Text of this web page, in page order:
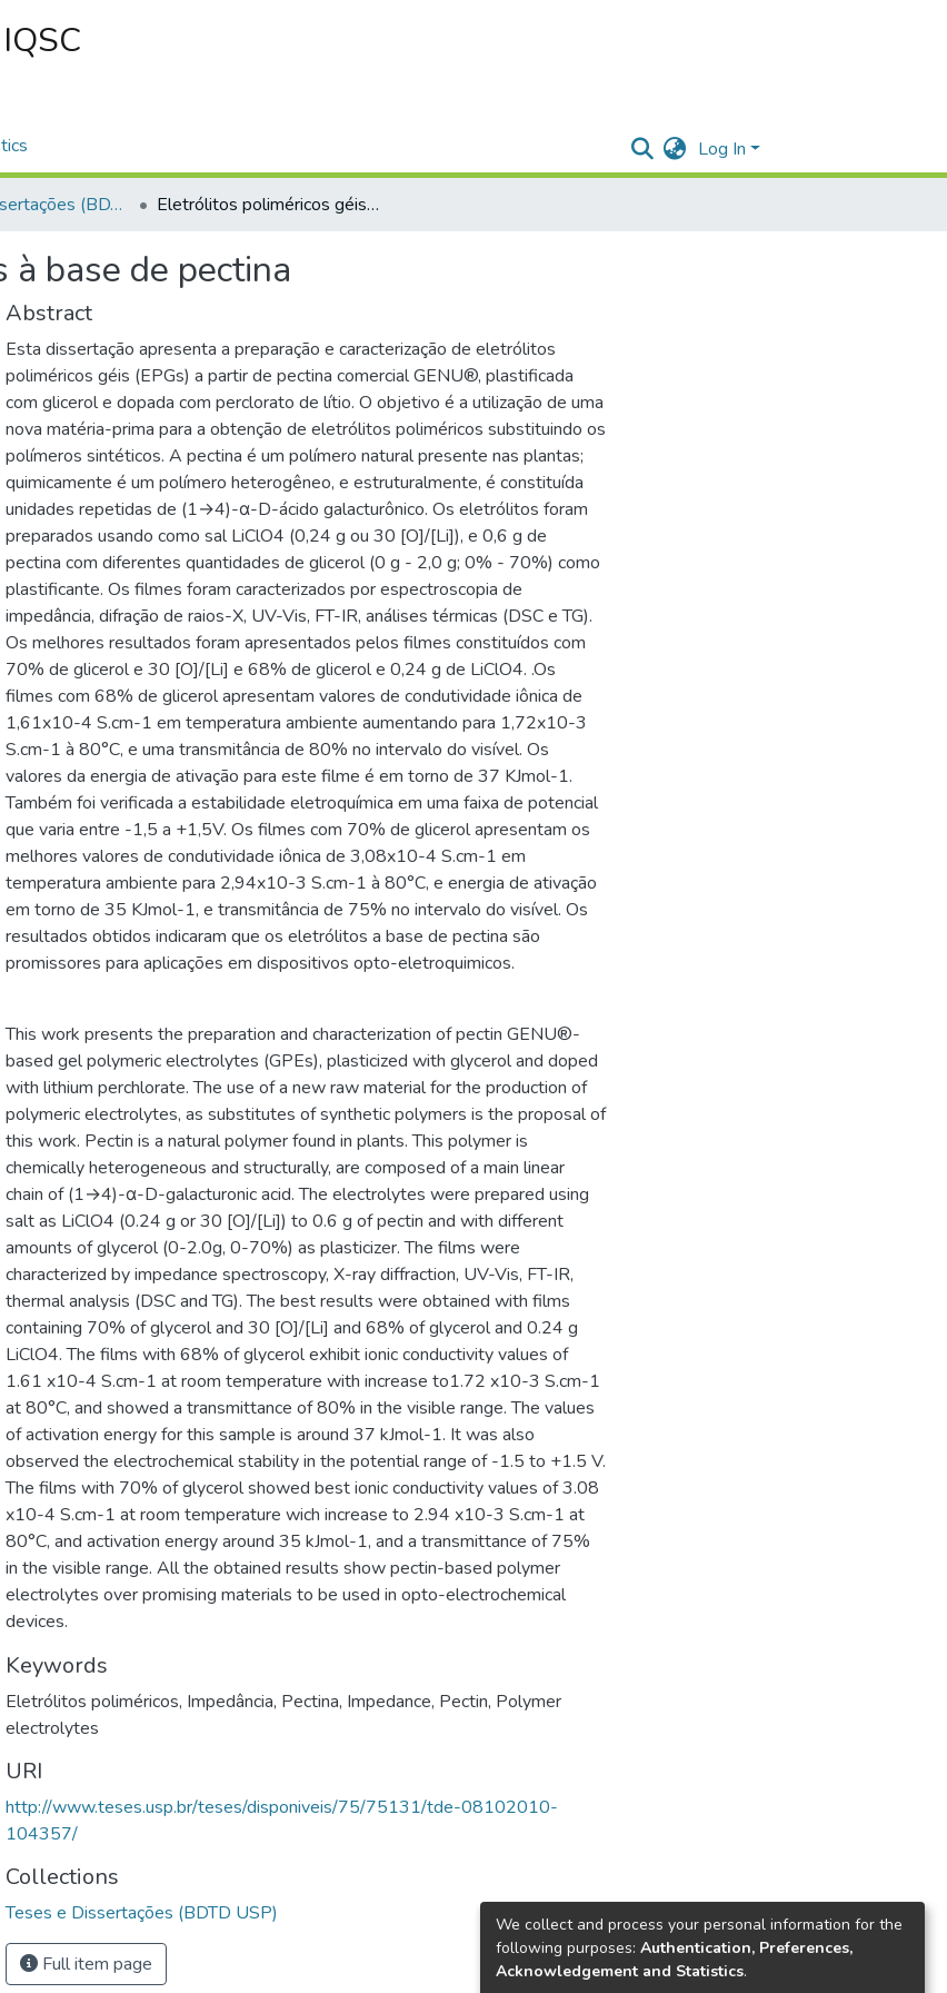
Log In
Teses e Dissertações (BDTD USP) Eletrólitos poliméricos géis à base de pectina
base de pectina
Abstract
Esta dissertação apresenta a preparação e caracterização de eletrólitos
poliméricos géis (EPGs) a partir de pectina comercial GENU®, plastificada
com glicerol e dopada com perclorato de lítio. O objetivo é a utilização de uma
nova matéria-prima para a obtenção de eletrólitos poliméricos substituindo os
polímeros sintéticos. A pectina é um polímero natural presente nas plantas;
quimicamente é um polímero heterogêneo, e estruturalmente, é constituída
unidades repetidas de (1→4)-α-D-ácido galacturônico. Os eletrólitos foram
preparados usando como sal LiClO4 (0,24 g ou 30 [O]/[Li]), e 0,6 g de
pectina com diferentes quantidades de glicerol (0 g - 2,0 g; 0% - 70%) como
plastificante. Os filmes foram caracterizados por espectroscopia de
impedância, difração de raios-X, UV-Vis, FT-IR, análises térmicas (DSC e TG).
Os melhores resultados foram apresentados pelos filmes constituídos com
70% de glicerol e 30 [O]/[Li] e 68% de glicerol e 0,24 g de LiClO4. .Os
filmes com 68% de glicerol apresentam valores de condutividade iônica de
1,61x10-4 S.cm-1 em temperatura ambiente aumentando para 1,72x10-3
S.cm-1 à 80°C, e uma transmitância de 80% no intervalo do visível. Os
valores da energia de ativação para este filme é em torno de 37 KJmol-1.
Também foi verificada a estabilidade eletroquímica em uma faixa de potencial
que varia entre -1,5 a +1,5V. Os filmes com 70% de glicerol apresentam os
melhores valores de condutividade iônica de 3,08x10-4 S.cm-1 em
temperatura ambiente para 2,94x10-3 S.cm-1 à 80°C, e energia de ativação
em torno de 35 KJmol-1, e transmitância de 75% no intervalo do visível. Os
resultados obtidos indicaram que os eletrólitos a base de pectina são
promissores para aplicações em dispositivos opto-eletroquimicos.
This work presents the preparation and characterization of pectin GENU®-
based gel polymeric electrolytes (GPEs), plasticized with glycerol and doped
with lithium perchlorate. The use of a new raw material for the production of
polymeric electrolytes, as substitutes of synthetic polymers is the proposal of
this work. Pectin is a natural polymer found in plants. This polymer is
chemically heterogeneous and structurally, are composed of a main linear
chain of (1→4)-α-D-galacturonic acid. The electrolytes were prepared using
salt as LiClO4 (0.24 g or 30 [O]/[Li]) to 0.6 g of pectin and with different
amounts of glycerol (0-2.0g, 0-70%) as plasticizer. The films were
characterized by impedance spectroscopy, X-ray diffraction, UV-Vis, FT-IR,
thermal analysis (DSC and TG). The best results were obtained with films
containing 70% of glycerol and 30 [O]/[Li] and 68% of glycerol and 0.24 g
LiClO4. The films with 68% of glycerol exhibit ionic conductivity values of
1.61 x10-4 S.cm-1 at room temperature with increase to1.72 x10-3 S.cm-1
at 80°C, and showed a transmittance of 80% in the visible range. The values
of activation energy for this sample is around 37 kJmol-1. It was also
observed the electrochemical stability in the potential range of -1.5 to +1.5 V.
The films with 70% of glycerol showed best ionic conductivity values of 3.08
x10-4 S.cm-1 at room temperature wich increase to 2.94 x10-3 S.cm-1 at
80°C, and activation energy around 35 kJmol-1, and a transmittance of 75%
in the visible range. All the obtained results show pectin-based polymer
electrolytes over promising materials to be used in opto-electrochemical
devices.
Keywords
Eletrólitos poliméricos, Impedância, Pectina, Impedance, Pectin, Polymer
electrolytes
URI
http://www.teses.usp.br/teses/disponiveis/75/75131/tde-08102010-
104357/
Collections
Teses e Dissertações (BDTD USP)
Full item page
We collect and process your personal information for the
following purposes: Authentication, Preferences,
Acknowledgement and Statistics.